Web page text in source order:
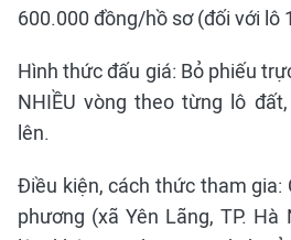
600.000 đồng/hồ sơ (đối với lô
Hình thức đấu giá: Bỏ phiếu
NHIỀU vòng theo từng lô
lên.
Điều kiện, cách thức tham gia:
phương (xã Yên Lãng, TP.